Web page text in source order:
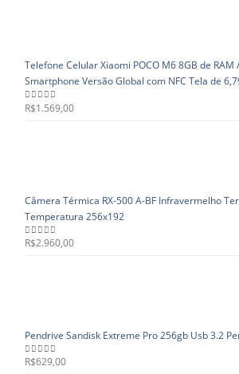
Telefone Celular Xiaomi POCO M6 8GB de RAM
Smartphone Versão Global com NFC Tela de
0out of 5
R$1.569,00
Câmera Térmica RX-500 A-BF Infravermelho
Temperatura 256x192
0out of 5
R$2.960,00
Pendrive Sandisk Extreme Pro 256gb Usb 3.2
0out of 5
R$629,00